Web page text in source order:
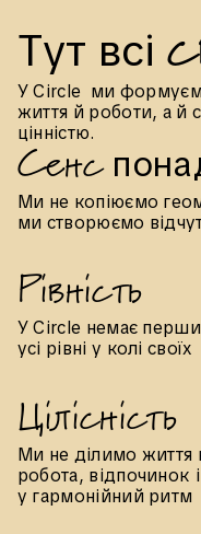
Тут всі с
У Сircle ми
життя й роботи, а й
цінністю.
Сенс пона
Ми не копіюємо
ми створюємо
Рівність
У Circle немає
усі рівні у колі своїх
Цілісність
Ми не ділимо життя
робота, відпочинок
у гармонійний ритм